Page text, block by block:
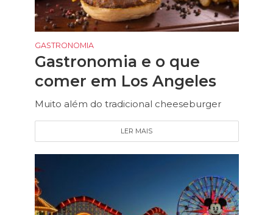
GASTRONOMIA
Gastronomia e o que
comer em Los Angeles
Muito além do tradicional cheeseburger
LER MAIS